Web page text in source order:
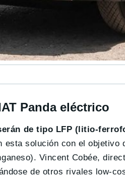
Panda eléctrico
de tipo LFP (litio-
solución con el
Vincent Cobée,
de otros rivales low-